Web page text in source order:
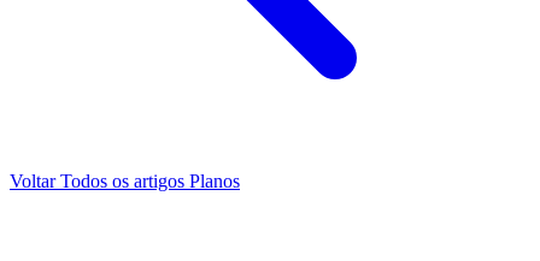
VoltarTodos os artigos Planos